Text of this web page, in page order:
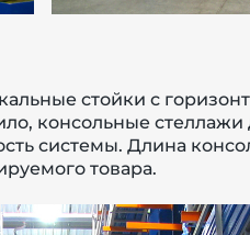
стойки с
консольные стеллажи
системы. Длина
товара.